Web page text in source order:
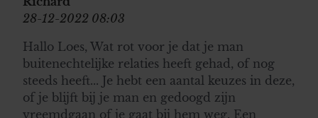
28-12-2022 08:03
Hallo Loes, Wat rot voor je dat je man
buitenechtelijke relaties heeft gehad, of nog
steeds heeft... Je hebt een aantal keuzes in deze,
of je blijft bij je man en gedoogd zijn
vreemdgaan of je gaat bij hem weg. Een